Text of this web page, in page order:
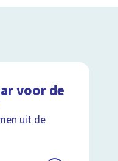
voor de
uit de